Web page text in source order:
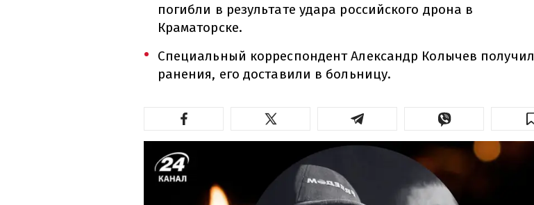
погибли в результате удара российского дрона в
Краматорске.
Специальный корреспондент Александр Колычев получил
ранения, его доставили в больницу.